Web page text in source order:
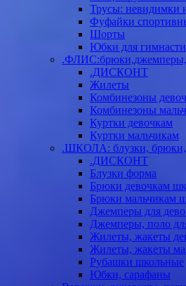
Трусы: невидимки
Фуфайки
Шорты
Юбки для
.ДИСКОНТ
Жилеты
Комбинезоны
Комбинезоны
Куртки девочкам
Куртки мальчикам
.ШКОЛА: блузки,
.ДИСКОНТ
Блузки форма
Брюки девочкам
Брюки мальчикам
Джемперы для
Джемперы, поло
Жилеты, жакеты
Жилеты, жакеты
Рубашки школьные
Юбки, сарафаны